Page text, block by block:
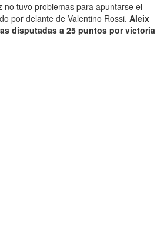
tuvo problemas para apuntarse el
por delante de Valentino Rossi. Aleix
disputadas a 25 puntos por victoria